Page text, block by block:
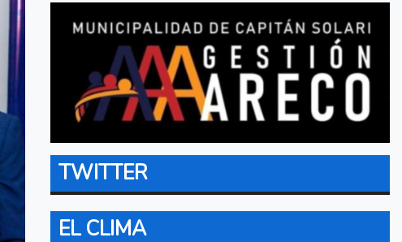
TWITTER
EL CLIMA